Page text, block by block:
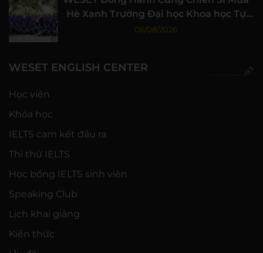
Hè Xanh Trường Đại học Khoa học Tự
nhiên, ĐHQG-HCM
06/08/2026
WESET ENGLISH CENTER
Học viên
Khóa học
IELTS cam kết đầu ra
Thi thử IELTS
Học bổng IELTS sinh viên
Speaking Club
Lịch khai giảng
Kiến thức